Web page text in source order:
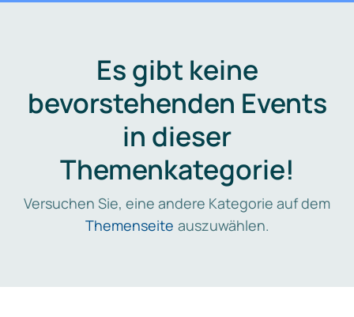
Es gibt keine
bevorstehenden Events
in dieser
Themenkategorie!
Versuchen Sie, eine andere Kategorie auf dem
Themenseite auszuwählen.